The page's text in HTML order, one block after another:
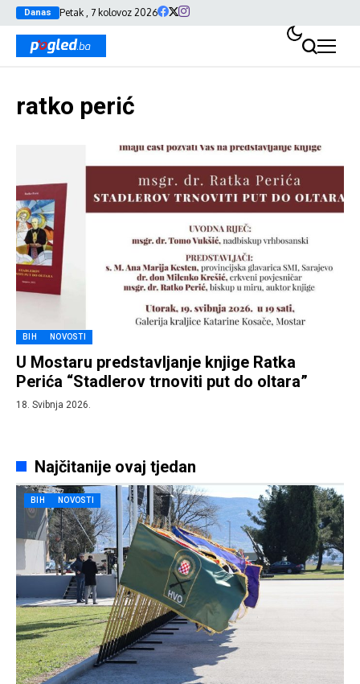
Danas Petak , 7 kolovoz 2026
ratko perić
BIH NOVOSTI
U Mostaru predstavljanje knjige Ratka
Perića “Stadlerov trnoviti put do oltara”
18. Svibnja 2026.
Najčitanije ovaj tjedan
BIH NOVOSTI